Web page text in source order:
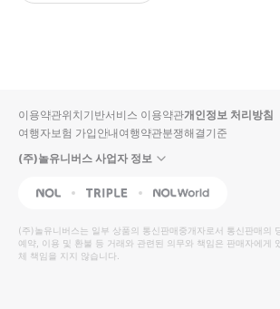
입니
다.
높
은
순
동
영
상
순
상
이용약관위치기반서비스 이용약관개인정보 처리방침
여행자보험 가입안내여행약관분쟁해결기준
(주)놀유니버스 사업자 정보
NOL Triple Interpark Global
(주)놀유니버스는 일부 상품의 통신판매중개자로서 통신판매의
예약, 이용 및 환불 등 거래와 관련된 의무와 책임은 판매자에게
체 책임을 지지 않습니다.